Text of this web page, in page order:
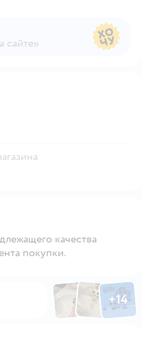
сайте»
качества
покупки.
ФотоФотоФото
+14
Открыть